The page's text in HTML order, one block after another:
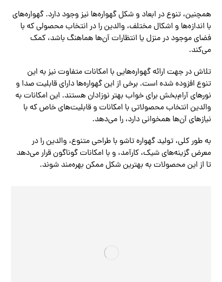
همچنین، تنوع در ابعاد و شکل گهواره‌ها نیز وجود دارد. گهواره‌های
با اندازه‌ها و اشکال مختلف، والدین را در انتخاب محصولی که با
فضای موجود در منزل یا انتظارات آن‌ها هماهنگ باشد، کمک
می‌کند.
تلاش در جهت ارائه گهواره‌هایی با امکانات متفاوت نیز به این
تنوع افزوده شده است. برخی از این گهواره‌ها دارای قابلیت صدا و
نورهای آرام‌بخش برای خواب بهتر نوزادان هستند. این امکانات به
والدین انتخاب محصولاتی با امکانات و قابلیت‌های خاص که با
نیازهای آن‌ها همخوانی دارد، را می‌دهد.
به طور کلی، تولید گهواره تاشو با طراحی متنوع، والدین را در
معرض گزینه‌های شیک، کارآمد، و با امکانات گوناگون قرار می‌دهد
تا از این محصولات به بهترین شکل ممکن بهره‌مند شوند.